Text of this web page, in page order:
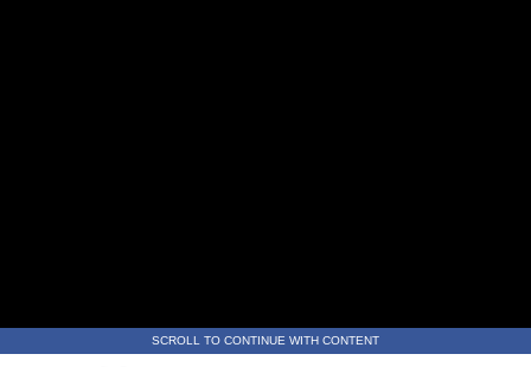
SCROLL TO CONTINUE WITH CONTENT